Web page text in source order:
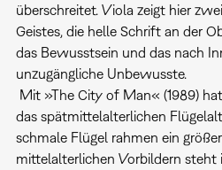
überschreitet. Viola zeigt hier
Geistes, die helle Schrift an der
das Bewusstsein und das nach
unzugängliche Unbewusste.
Mit »The City of Man« (1989)
das spätmittelalterlichen
schmale Flügel rahmen ein
mittelalterlichen Vorbildern steht